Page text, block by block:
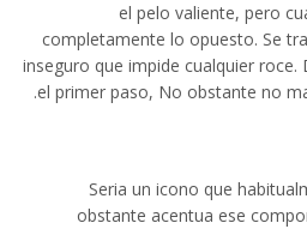
el pelo valiente, pero
completamente lo opuesto. Se
inseguro que impide cualquier
el primer paso, No obstante no
Seri­a un icono que
obstante acentua ese